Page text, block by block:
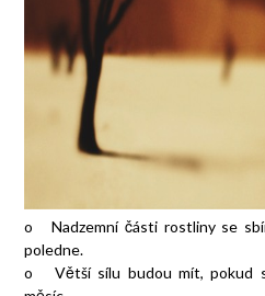
o Nadzemní části rostliny se
poledne.
o Větší sílu budou mít, pokud